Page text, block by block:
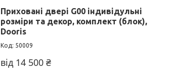
Приховані двері G00 індивідульні
розміри та декор, комплект (блок),
Dooris
50009
від 14 500 ₴